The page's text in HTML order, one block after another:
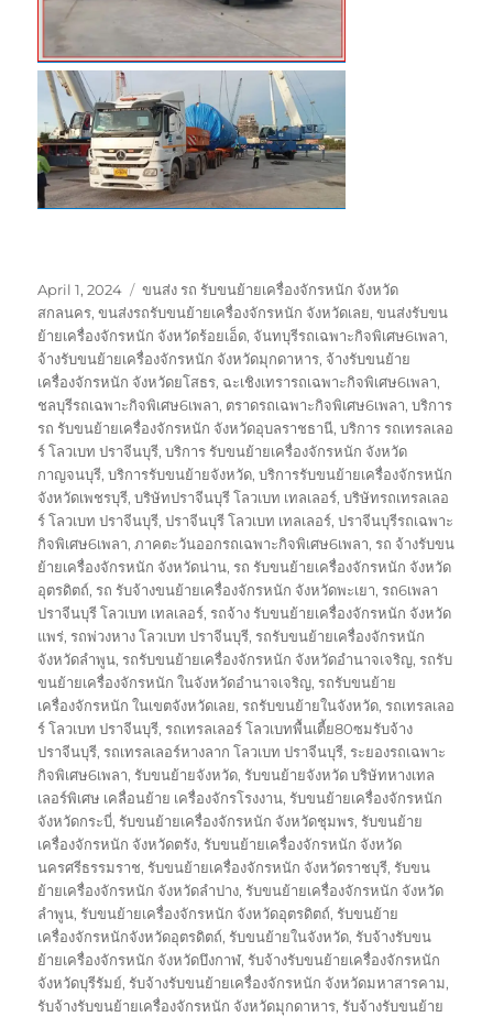
Posted
on
April 1, 2024 Tags
ขนส่ง รถ รับขนย้ายเครื่องจักรหนัก จังหวัด
สกลนคร,ขนส่งรถรับขนย้ายเครื่องจักรหนัก จังหวัดเลย,ขนส่งรับขน
ย้ายเครื่องจักรหนัก จังหวัดร้อยเอ็ด, จันทบุรีรถเฉพาะกิจพิเศษ6เพลา,
จ้างรับขนย้ายเครื่องจักรหนัก จังหวัดมุกดาหาร, จ้างรับขนย้าย
เครื่องจักรหนัก จังหวัดยโสธร, ฉะเชิงเทรารถเฉพาะกิจพิเศษ6เพลา,
ชลบุรีรถเฉพาะกิจพิเศษ6เพลา, ตราดรถเฉพาะกิจพิเศษ6เพลา,บริการ
รถ รับขนย้ายเครื่องจักรหนัก จังหวัดอุบลราชธานี,บริการ รถเทรลเลอ
ร์ โลวเบท ปราจีนบุรี,บริการ รับขนย้ายเครื่องจักรหนัก จังหวัด
กาญจนบุรี,บริการรับขนย้ายจังหวัด,บริการรับขนย้ายเครื่องจักรหนัก
จังหวัดเพชรบุรี,บริษัทปราจีนบุรี โลวเบท เทลเลอร์,บริษัทรถเทรลเลอ
ร์ โลวเบท ปราจีนบุรี,ปราจีนบุรี โลวเบท เทลเลอร์,ปราจีนบุรีรถเฉพาะ
กิจพิเศษ6เพลา,ภาคตะวันออกรถเฉพาะกิจพิเศษ6เพลา,รถ จ้างรับขน
ย้ายเครื่องจักรหนัก จังหวัดน่าน,รถ รับขนย้ายเครื่องจักรหนัก จังหวัด
อุตรดิตถ์,รถ รับจ้างขนย้ายเครื่องจักรหนัก จังหวัดพะเยา,รถ6เพลา
ปราจีนบุรี โลวเบท เทลเลอร์,รถจ้าง รับขนย้ายเครื่องจักรหนัก จังหวัด
แพร่,รถพ่วงหาง โลวเบท ปราจีนบุรี,รถรับขนย้ายเครื่องจักรหนัก
จังหวัดลำพูน,รถรับขนย้ายเครื่องจักรหนัก จังหวัดอำนาจเจริญ,รถรับ
ขนย้ายเครื่องจักรหนัก ในจังหวัดอำนาจเจริญ,รถรับขนย้าย
เครื่องจักรหนัก ในเขตจังหวัดเลย,รถรับขนย้ายในจังหวัด,รถเทรลเลอ
ร์ โลวเบท ปราจีนบุรี,รถเทรลเลอร์ โลวเบทพื้นเตี้ย80ซมรับจ้าง
ปราจีนบุรี,รถเทรลเลอร์หางลาก โลวเบท ปราจีนบุรี,ระยองรถเฉพาะ
กิจพิเศษ6เพลา,รับขนย้ายจังหวัด,รับขนย้ายจังหวัด บริษัทหางเทล
เลอร์พิเศษ เคลื่อนย้าย เครื่องจักรโรงงาน,รับขนย้ายเครื่องจักรหนัก
จังหวัดกระบี่,รับขนย้ายเครื่องจักรหนัก จังหวัดชุมพร,รับขนย้าย
เครื่องจักรหนัก จังหวัดตรัง,รับขนย้ายเครื่องจักรหนัก จังหวัด
นครศรีธรรมราช,รับขนย้ายเครื่องจักรหนัก จังหวัดราชบุรี,รับขน
ย้ายเครื่องจักรหนัก จังหวัดลำปาง,รับขนย้ายเครื่องจักรหนัก จังหวัด
ลำพูน,รับขนย้ายเครื่องจักรหนัก จังหวัดอุตรดิตถ์,รับขนย้าย
เครื่องจักรหนักจังหวัดอุตรดิตถ์,รับขนย้ายในจังหวัด,รับจ้างรับขน
ย้ายเครื่องจักรหนัก จังหวัดบึงกาฬ,รับจ้างรับขนย้ายเครื่องจักรหนัก
จังหวัดบุรีรัมย์,รับจ้างรับขนย้ายเครื่องจักรหนัก จังหวัดมหาสารคาม,
รับจ้างรับขนย้ายเครื่องจักรหนัก จังหวัดมุกดาหาร,รับจ้างรับขนย้าย